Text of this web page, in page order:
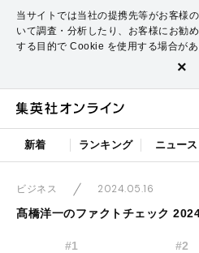
当サイトでは当社の提携先等がお客様
いて調査・分析したり、お客様にお勧
する目的で Cookie を使用する場合があ
×
新着 ランキング ニュース
ビジネス
2024.05.16
髙橋洋一のファクトチェック
#1 #2